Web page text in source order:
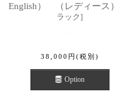
English） （レディース）
ラック]
38,000 円 (税別)
Option